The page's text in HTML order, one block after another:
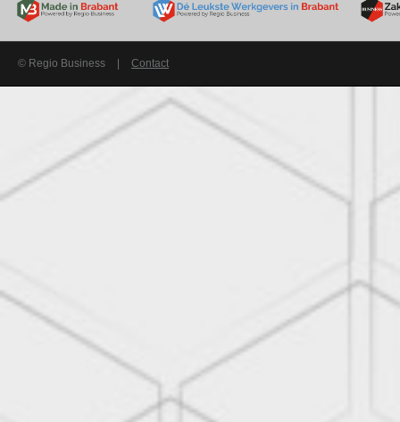
© Regio Business Contact